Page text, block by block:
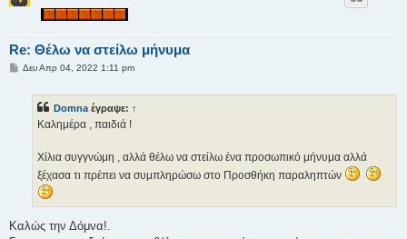
Re: Θέλω να στείλω μήνυμα
Δ
Δευ Απρ 04, 2022 1:11 pm
Domna έγραψε: ↑
Καλημέρα , παιδιά !
Χίλια συγγνώμη , αλλά θέλω να στείλω ένα προσωπικό μήνυμα αλλά
ξέχασα τι πρέπει να συμπληρώσω στο Προσθήκη παραληπτών
Καλώς την Δόμνα!.